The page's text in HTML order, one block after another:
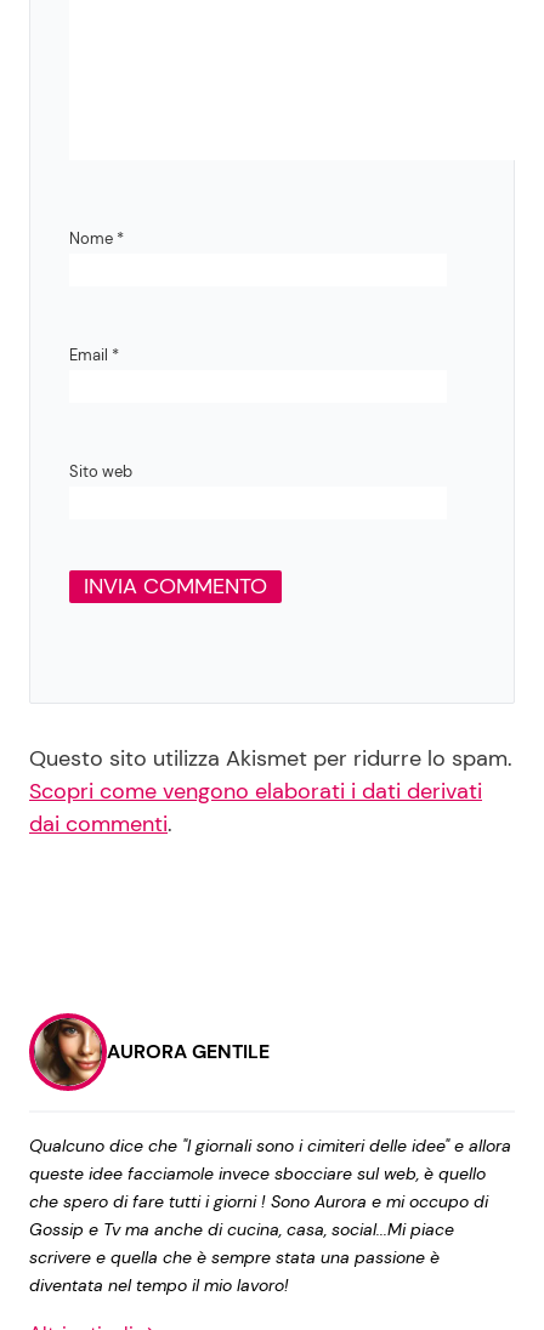
Nome *
Email *
Sito web
Questo sito utilizza Akismet per ridurre lo spam.
Scopri come vengono elaborati i dati derivati
dai commenti.
AURORA GENTILE
Qualcuno dice che "I giornali sono i cimiteri delle idee" e allora
queste idee facciamole invece sbocciare sul web, è quello
che spero di fare tutti i giorni ! Sono Aurora e mi occupo di
Gossip e Tv ma anche di cucina, casa, social...Mi piace
scrivere e quella che è sempre stata una passione è
diventata nel tempo il mio lavoro!